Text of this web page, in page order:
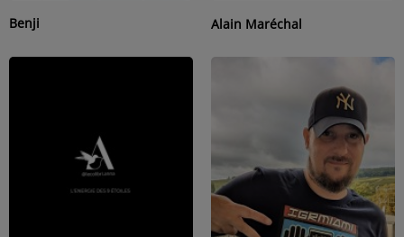
L'ÉNERGIE DES 9 ÉTOILES
Benji Alain Maréchal